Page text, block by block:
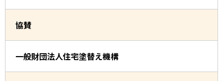
協賛
一般財団法人住宅塗替え機構